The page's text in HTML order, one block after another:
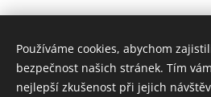
Ostatní
Používáme cookies, abychom
bezpečnost našich stránek. Tím
nejlepší zkušenost při jejich